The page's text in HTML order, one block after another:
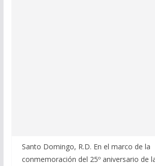
Santo Domingo, R.D. En el marco de la
conmemoración del 25º aniversario de